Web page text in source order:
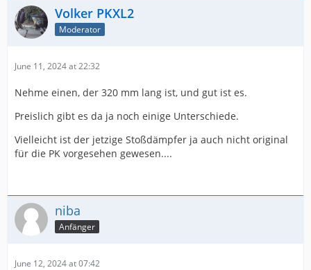
Volker PKXL2
Moderator
June 11, 2024 at 22:32
Nehme einen, der 320 mm lang ist, und gut ist es.
Preislich gibt es da ja noch einige Unterschiede.
Vielleicht ist der jetzige Stoßdämpfer ja auch nicht original
für die PK vorgesehen gewesen....
niba
Anfänger
June 12, 2024 at 07:42